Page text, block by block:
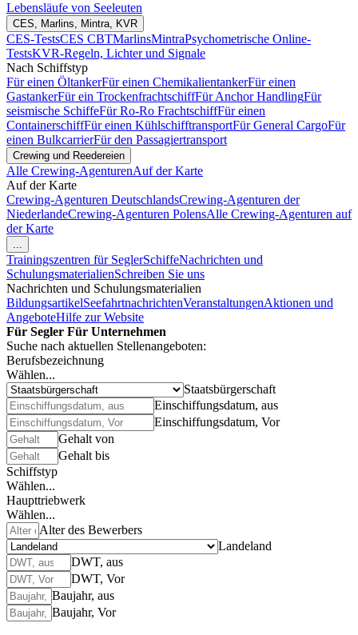
Lebensläufe von Seeleuten
CES, Marlins, Mintra, KVR
CES-TestsCES CBTMarlinsMintraPsychometrische Online-
TestsKVR-Regeln, Lichter und Signale
Nach Schiffstyp
Für einen ÖltankerFür einen ChemikalientankerFür einen
GastankerFür ein TrockenfrachtschiffFür Anchor HandlingFür
seismische SchiffeFür Ro-Ro FrachtschiffFür einen
ContainerschiffFür einen KühlschifftransportFür General CargoFür
einen BulkcarrierFür den Passagiertransport
Crewing und Reedereien
Alle Crewing-AgenturenAuf der Karte
Auf der Karte
Crewing-Agenturen DeutschlandsCrewing-Agenturen der
NiederlandeCrewing-Agenturen PolensAlle Crewing-Agenturen auf
der Karte
...
Trainingszentren für SeglerSchiffeNachrichten und
SchulungsmaterialienSchreiben Sie uns
Nachrichten und Schulungsmaterialien
BildungsartikelSeefahrtnachrichtenVeranstaltungenAktionen und
AngeboteHilfe zur Website
Für Segler Für Unternehmen
Suche nach aktuellen Stellenangeboten:
Berufsbezeichnung
Wählen...
Staatsbürgerschaft
Einschiffungsdatum, aus
Einschiffungsdatum, Vor
Gehalt von
Gehalt bis
Schiffstyp
Wählen...
Haupttriebwerk
Wählen...
Alter des Bewerbers
Landeland
DWT, aus
DWT, Vor
Baujahr, aus
Baujahr, Vor